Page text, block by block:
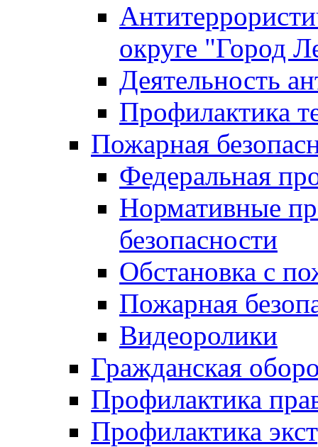
округе "Город
Деятельность
Профилактика
Пожарная
Федеральная
Нормативные
безопасности
Обстановка с
Пожарная
Видеоролики
Гражданская
Профилактика
Профилактика